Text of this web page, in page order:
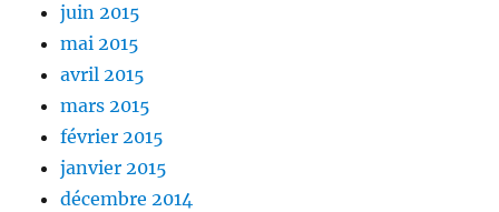
juin 2015
mai 2015
avril 2015
mars 2015
février 2015
janvier 2015
décembre 2014